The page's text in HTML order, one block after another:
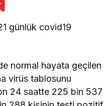
günlük covid19
normal hayata geçilen
virüs tablosunu
24 saatte 225 bin 537